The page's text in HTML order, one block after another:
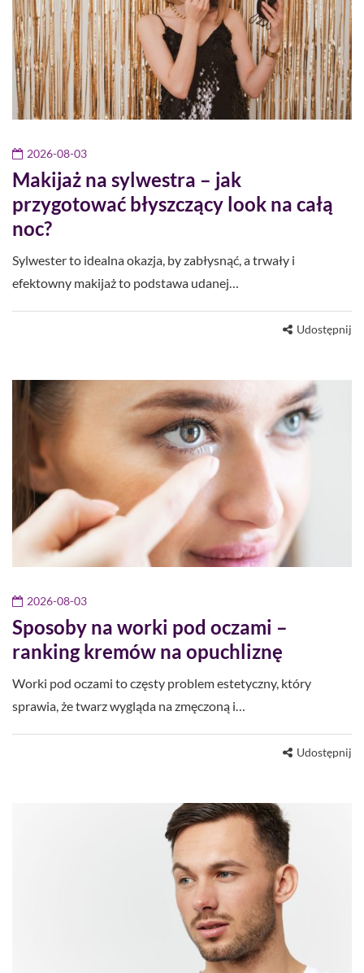
2026-08-03
Makijaż na sylwestra – jak
przygotować błyszczący look na całą
noc?
Sylwester to idealna okazja, by zabłysnąć, a trwały i
efektowny makijaż to podstawa udanej…
Udostępnij
2026-08-03
Sposoby na worki pod oczami –
ranking kremów na opuchliznę
Worki pod oczami to częsty problem estetyczny, który
sprawia, że twarz wygląda na zmęczoną i…
Udostępnij